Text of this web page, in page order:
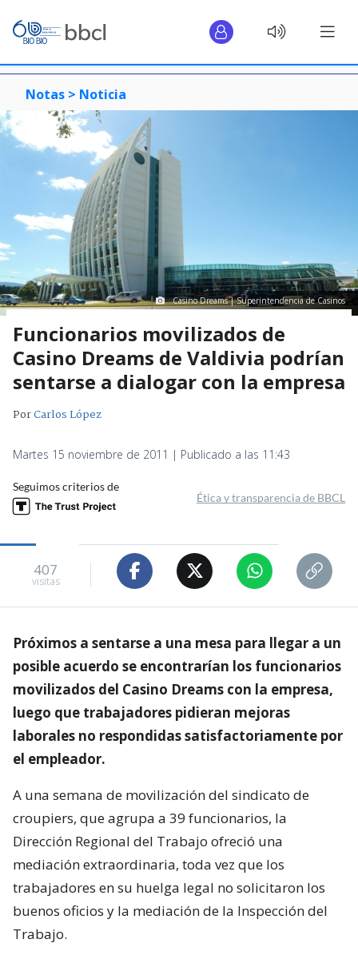
Notas > Noticia
Casino Dreams | Superintendencia de Casinos
Funcionarios movilizados de
Casino Dreams de Valdivia podrían
sentarse a dialogar con la empresa
PorCarlos López
Martes 15 noviembre de 2011 | Publicado a las 11:43
Seguimos criterios de
Ética y transparencia de BBCL
407
visitas
Próximos a sentarse a una mesa para llegar a un
posible acuerdo se encontrarían los funcionarios
movilizados del Casino Dreams con la empresa,
luego que trabajadores pidieran mejoras
laborales no respondidas satisfactoriamente por
el empleador.
A una semana de movilización del sindicato de
croupiers, que agrupa a 39 funcionarios, la
Dirección Regional del Trabajo ofreció una
mediación extraordinaria, toda vez que los
trabajadores en su huelga legal no solicitaron los
buenos oficios y la mediación de la Inspección del
Trabajo.